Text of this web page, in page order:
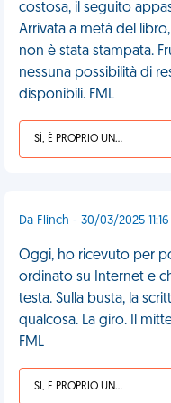
costosa, il seguito
Arrivata a metà del
non è stata stampata.
nessuna possibilità di
disponibili. FML
SÌ, È PROPRIO UNA VDM!
Da Flinch - 30/03/2025 11:16
Oggi, ho ricevuto per
ordinato su Internet e
testa. Sulla busta, la
qualcosa. La giro. Il
FML
SÌ, È PROPRIO UNA VDM!